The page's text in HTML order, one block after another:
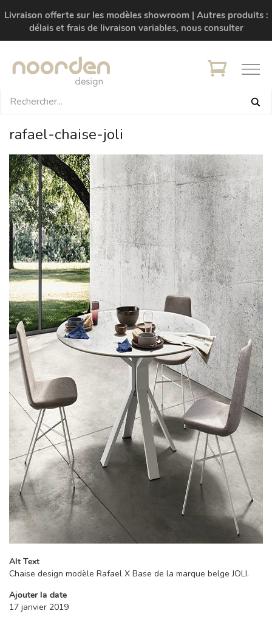
Livraison offerte sur les modèles showroom | Autres produits :
délais et frais de livraison variables, nous consulter
rafael-chaise-joli
Alt Text
Chaise design modèle Rafael X Base de la marque belge JOLI.
Ajouter la date
17 janvier 2019